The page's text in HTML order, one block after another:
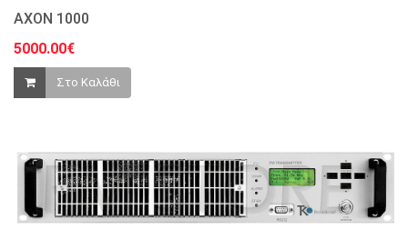
AXON 1000
5000.00€
Στο Καλάθι